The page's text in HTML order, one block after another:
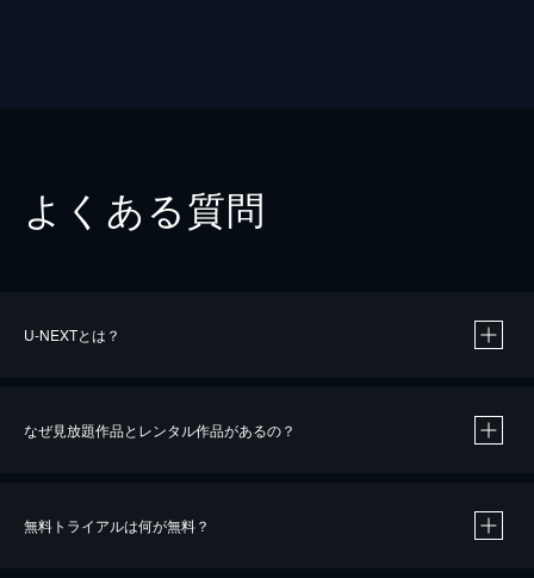
よくある質問
U-NEXTとは？
なぜ見放題作品とレンタル作品があるの？
無料トライアルは何が無料？